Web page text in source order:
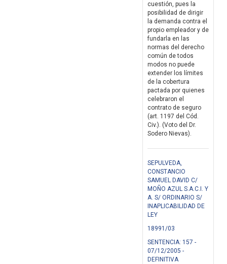
cuestión, pues la
posibilidad de dirigir
la demanda contra el
propio empleador y de
fundarla en las
normas del derecho
común de todos
modos no puede
extender los límites
de la cobertura
pactada por quienes
celebraron el
contrato de seguro
(art. 1197 del Cód.
Civ.). (Voto del Dr.
Sodero Nievas).
SEPULVEDA,
CONSTANCIO
SAMUEL DAVID C/
MOÑO AZUL S.A.C.I. Y
A. S/ ORDINARIO S/
INAPLICABILIDAD DE
LEY
18991/03
SENTENCIA: 157 -
07/12/2005 -
DEFINITIVA